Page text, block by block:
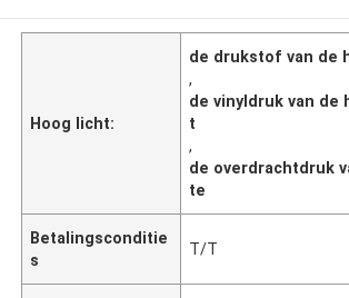
Hoog licht:
de drukstof van de
,
de vinyldruk van de
t
,
de overdrachtdruk
te
Betalingsconditie
s
T/T